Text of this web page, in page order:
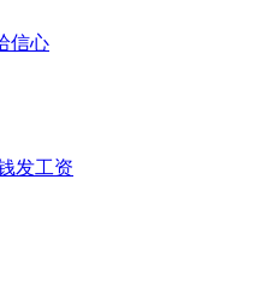
信心
发工资